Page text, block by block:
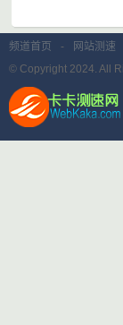
频道首页 - 网站测速
© Copyright 2024. All